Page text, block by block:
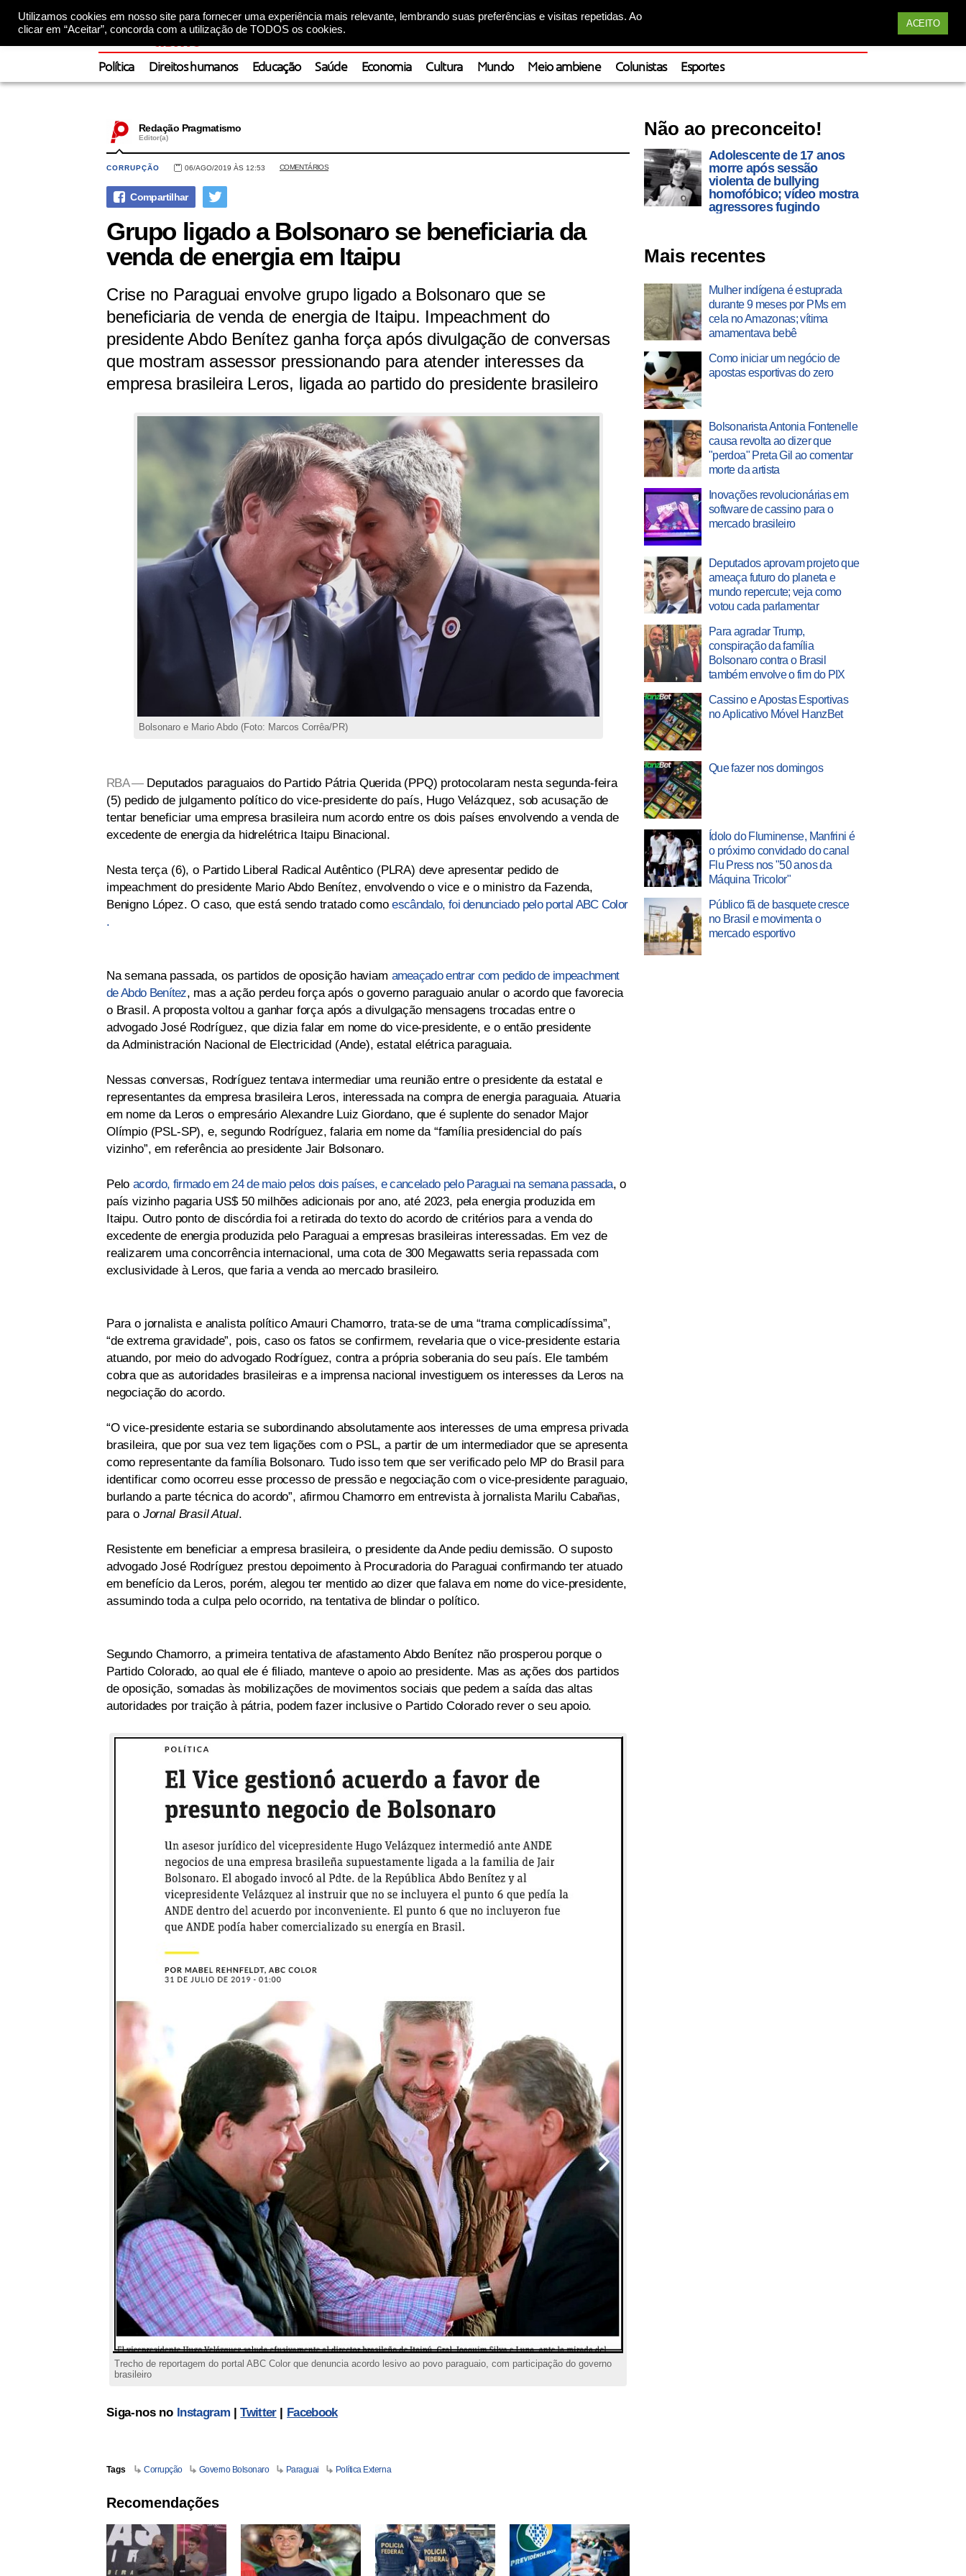
Utilizamos cookies em nosso site para fornecer uma experiência mais relevante, lembrando suas preferências e visitas repetidas. Ao
clicar em “Aceitar”, concorda com a utilização de TODOS os cookies.
ACEITO
Política Direitos humanos Educação Saúde Economia Cultura Mundo Meio ambiene Colunistas Esportes
Redação Pragmatismo
Editor(a)
CORRUPÇÃO 06/AGO/2019 ÀS 12:53 COMENTÁRIOS
Grupo ligado a Bolsonaro se beneficiaria da
venda de energia em Itaipu
Crise no Paraguai envolve grupo ligado a Bolsonaro que se
beneficiaria de venda de energia de Itaipu. Impeachment do
presidente Abdo Benítez ganha força após divulgação de conversas
que mostram assessor pressionando para atender interesses da
empresa brasileira Leros, ligada ao partido do presidente brasileiro
Bolsonaro e Mario Abdo (Foto: Marcos Corrêa/PR)
RBA —Deputados paraguaios do Partido Pátria Querida (PPQ) protocolaram nesta segunda-feira
(5) pedido de julgamento político do vice-presidente do país, Hugo Velázquez, sob acusação de
tentar beneficiar uma empresa brasileira num acordo entre os dois países envolvendo a venda de
excedente de energia da hidrelétrica Itaipu Binacional.
Nesta terça (6), o Partido Liberal Radical Autêntico (PLRA) deve apresentar pedido de
impeachment do presidente Mario Abdo Benítez, envolvendo o vice e o ministro da Fazenda,
Benigno López. O caso, que está sendo tratado comoescândalo, foi denunciado pelo portal ABC Color
.
Na semana passada, os partidos de oposição haviam ameaçado entrar com pedido de impeachment
de Abdo Benítez, mas a ação perdeu força após o governo paraguaio anular o acordo que favorecia
o Brasil. A proposta voltou a ganhar força após a divulgação mensagens trocadas entre o
advogado José Rodríguez, que dizia falar em nome do vice-presidente, e o então presidente
da Administración Nacional de Electricidad (Ande), estatal elétrica paraguaia.
Nessas conversas, Rodríguez tentava intermediar uma reunião entre o presidente da estatal e
representantes da empresa brasileira Leros, interessada na compra de energia paraguaia. Atuaria
em nome da Leros o empresário Alexandre Luiz Giordano, que é suplente do senador Major
Olímpio (PSL-SP), e, segundo Rodríguez, falaria em nome da “família presidencial do país
vizinho”, em referência ao presidente Jair Bolsonaro.
Peloacordo, firmado em 24 de maio pelos dois países, e cancelado pelo Paraguai na semana passada, o
país vizinho pagaria US$ 50 milhões adicionais por ano, até 2023, pela energia produzida em
Itaipu. Outro ponto de discórdia foi a retirada do texto do acordo de critérios para a venda do
excedente de energia produzida pelo Paraguai a empresas brasileiras interessadas. Em vez de
realizarem uma concorrência internacional, uma cota de 300 Megawatts seria repassada com
exclusividade à Leros, que faria a venda ao mercado brasileiro.
Para o jornalista e analista político Amauri Chamorro, trata-se de uma “trama complicadíssima”,
“de extrema gravidade”, pois, caso os fatos se confirmem, revelaria que o vice-presidente estaria
atuando, por meio do advogado Rodríguez, contra a própria soberania do seu país. Ele também
cobra que as autoridades brasileiras e a imprensa nacional investiguem os interesses da Leros na
negociação do acordo.
“O vice-presidente estaria se subordinando absolutamente aos interesses de uma empresa privada
brasileira, que por sua vez tem ligações com o PSL, a partir de um intermediador que se apresenta
como representante da família Bolsonaro. Tudo isso tem que ser verificado pelo MP do Brasil para
identificar como ocorreu esse processo de pressão e negociação com o vice-presidente paraguaio,
burlando a parte técnica do acordo”, afirmou Chamorro em entrevista à jornalista Marilu Cabañas,
para oJornal Brasil Atual.
Resistente em beneficiar a empresa brasileira, o presidente da Ande pediu demissão. O suposto
advogado José Rodríguez prestou depoimento à Procuradoria do Paraguai confirmando ter atuado
em benefício da Leros, porém, alegou ter mentido ao dizer que falava em nome do vice-presidente,
assumindo toda a culpa pelo ocorrido, na tentativa de blindar o político.
Segundo Chamorro, a primeira tentativa de afastamento Abdo Benítez não prosperou porque o
Partido Colorado, ao qual ele é filiado, manteve o apoio ao presidente. Mas as ações dos partidos
de oposição, somadas às mobilizações de movimentos sociais que pedem a saída das altas
autoridades por traição à pátria, podem fazer inclusive o Partido Colorado rever o seu apoio.
Trecho de reportagem do portal ABC Color que denuncia acordo lesivo ao povo paraguaio, com participação do governo
brasileiro
Siga-nos no Instagram|Twitter| Facebook
Tags Corrupção Governo Bolsonaro Paraguai Política Externa
Recomendações
Não ao preconceito!
Adolescente de 17 anos
morre após sessão
violenta de bullying
homofóbico; vídeo mostra
agressores fugindo
Mais recentes
Mulher indígena é estuprada
durante 9 meses por PMs em
cela no Amazonas; vítima
amamentava bebê
Como iniciar um negócio de
apostas esportivas do zero
Bolsonarista Antonia Fontenelle
causa revolta ao dizer que
"perdoa" Preta Gil ao comentar
morte da artista
Inovações revolucionárias em
software de cassino para o
mercado brasileiro
Deputados aprovam projeto que
ameaça futuro do planeta e
mundo repercute; veja como
votou cada parlamentar
Para agradar Trump,
conspiração da família
Bolsonaro contra o Brasil
também envolve o fim do PIX
Cassino e Apostas Esportivas
no Aplicativo Móvel HanzBet
Que fazer nos domingos
Ídolo do Fluminense, Manfrini é
o próximo convidado do canal
Flu Press nos "50 anos da
Máquina Tricolor"
Público fã de basquete cresce
no Brasil e movimenta o
mercado esportivo